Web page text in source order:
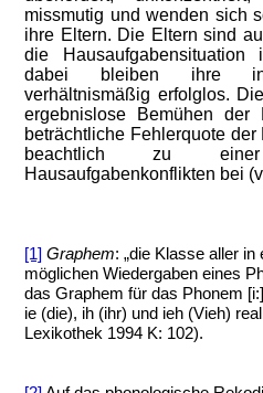
missmutig und wenden sich
ihre Eltern. Die Eltern sind
die Hausaufgabensituation
dabei bleiben ihre
verhältnismäßig erfolglos.
ergebnislose Bemühen
beträchtliche Fehlerquote
beachtlich zu
Hausaufgabenkonflikten bei
[1] Graphem: „die Klasse aller
möglichen Wiedergaben eines
das Graphem für das Phonem
ie (die), ih (ihr) und ieh (Vieh)
Lexikothek 1994 K: 102).